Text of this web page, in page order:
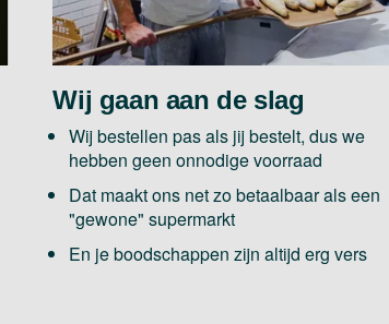
Wij gaan aan de slag
Wij bestellen pas als jij bestelt, dus we
hebben geen onnodige voorraad
Dat maakt ons net zo betaalbaar als een
"gewone" supermarkt
En je boodschappen zijn altijd erg vers